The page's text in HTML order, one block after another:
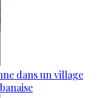
dans un village